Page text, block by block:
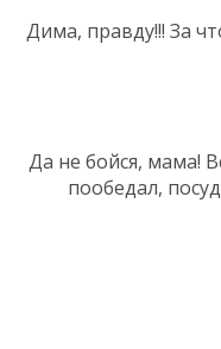
Дима, правду!!! За
Да не бойся, мама!
пообедал,